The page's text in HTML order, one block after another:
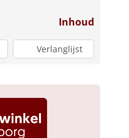
Inhoud
Verlanglijst